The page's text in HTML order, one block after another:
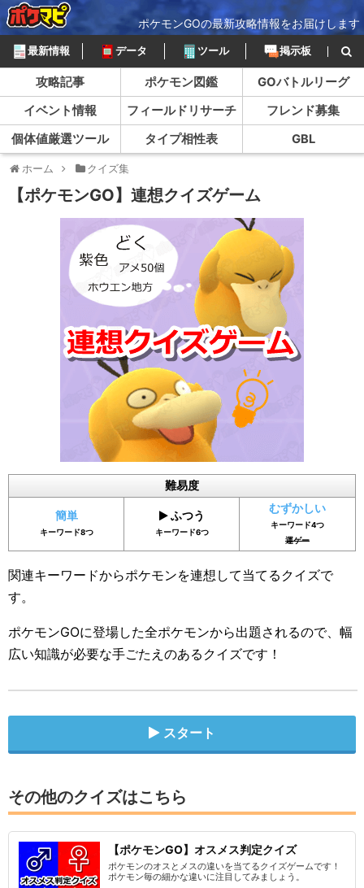
ポケモンGOの最新攻略情報をお届けします
最新情報 データ ツール 掲示板
攻略記事 ポケモン図鑑
GOバトルリーグ
イベント情報
フィールドリサーチ
フレンド募集
個体値厳選ツール
タイプ相性表 GBL
ホーム クイズ集
【ポケモンGO】連想クイズゲーム
難易度
簡単
キーワード8つ
ふつう
キーワード6つ
むずかしい
キーワード4つ
運ゲー
関連キーワードからポケモンを連想して当てるクイズで
す。
ポケモンGOに登場した全ポケモンから出題されるので、幅
広い知識が必要な手ごたえのあるクイズです！
スタート
その他のクイズはこちら
【ポケモンGO】オスメス判定クイズ
ポケモンのオスとメスの違いを当てるクイズゲームです！
ポケモン毎の細かな違いに注目してみましょう。